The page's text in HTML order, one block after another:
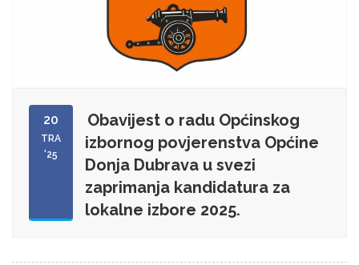
20
TRA
'25
Obavijest o radu Općinskog
izbornog povjerenstva Općine
Donja Dubrava u svezi
zaprimanja kandidatura za
lokalne izbore 2025.